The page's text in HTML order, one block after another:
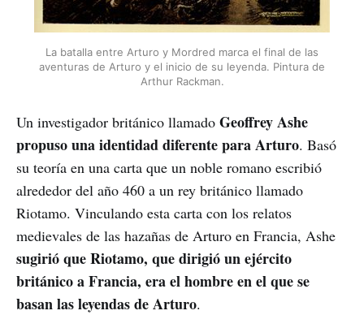
La batalla entre Arturo y Mordred marca el final de las
aventuras de Arturo y el inicio de su leyenda. Pintura de
Arthur Rackman.
Un investigador británico llamado Geoffrey Ashe
propuso una identidad diferente para Arturo. Basó
su teoría en una carta que un noble romano escribió
alrededor del año 460 a un rey británico llamado
Riotamo. Vinculando esta carta con los relatos
medievales de las hazañas de Arturo en Francia, Ashe
sugirió que Riotamo, que dirigió un ejército
británico a Francia, era el hombre en el que se
basan las leyendas de Arturo.